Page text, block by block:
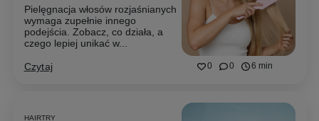
0 0 6 min
Pielęgnacja włosów rozjaśnianych
wymaga zupełnie innego
podejścia. Zobacz, co działa, a
czego lepiej unikać w...
Czytaj
HAIRTRY